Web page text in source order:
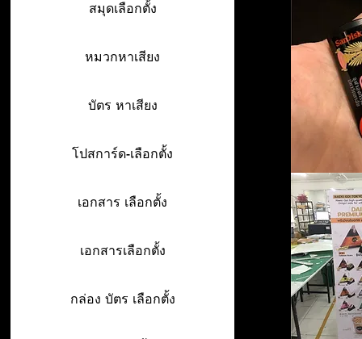
สมุดเลือกตั้ง
หมวกหาเสียง
บัตร หาเสียง
โปสการ์ด-เลือกตั้ง
เอกสาร เลือกตั้ง
เอกสารเลือกตั้ง
กล่อง บัตร เลือกตั้ง